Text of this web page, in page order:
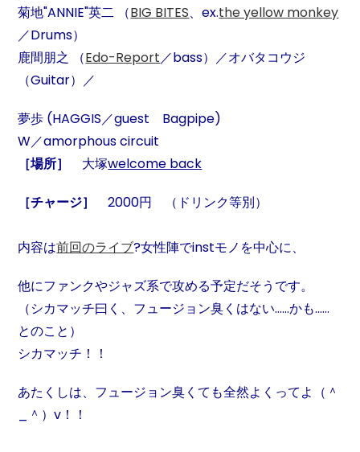
菊地"ANNIE"英二 （BIG BITES、ex.the yellow monkey
／Drums）
鹿間朋之 （Edo-Report／bass）／オバタコウジ
（Guitar）／
夢歩 (HAGGIS／guest Bagpipe)
W／amorphous circuit
［場所］
大塚welcome back
［チャージ］ 2000円 （ドリンク等別）
内容は前回のライブ?女性陣でinstモノを中心に、
他にファンクやジャズ系で攻める予定だそうです。
（シカマッチ曰く、フュージョン臭くはない……かも……
とのこと ）
シカマッチ！！
あたくしは、フュージョン臭くても全然よくってよ（＾
_＾）v！！